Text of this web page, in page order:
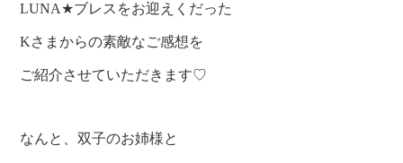
LUNA★ブレスをお迎えくだった
Kさまからの素敵なご感想を
ご紹介させていただきます♡
なんと、双子のお姉様と